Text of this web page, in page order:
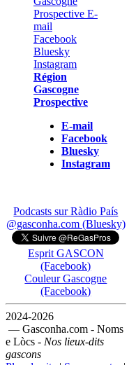
Région
Gascogne
Prospective
E-mail
Facebook
Bluesky
Instagram
Podcasts sur Ràdio País
@gasconha.com (Bluesky)
Esprit GASCON
(Facebook)
Couleur Gascogne
(Facebook)
2024-2026
— Gasconha.com - Noms
e Lòcs - Nos lieux-dits
gascons